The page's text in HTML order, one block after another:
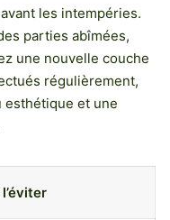
les intempéries.
parties abîmées,
une nouvelle couche
régulièrement,
esthétique et une